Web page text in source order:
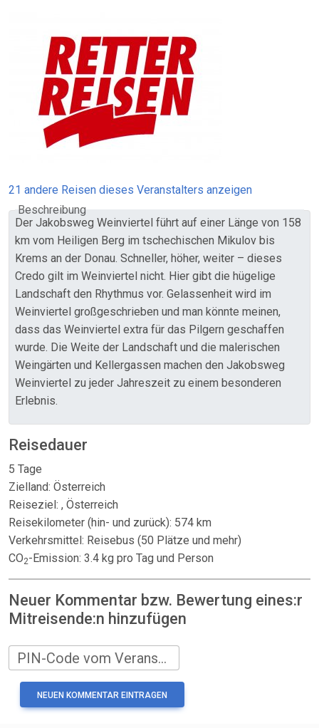
21 andere Reisen dieses Veranstalters anzeigen
Beschreibung
Der Jakobsweg Weinviertel führt auf einer Länge von 158
km vom Heiligen Berg im tschechischen Mikulov bis
Krems an der Donau. Schneller, höher, weiter – dieses
Credo gilt im Weinviertel nicht. Hier gibt die hügelige
Landschaft den Rhythmus vor. Gelassenheit wird im
Weinviertel großgeschrieben und man könnte meinen,
dass das Weinviertel extra für das Pilgern geschaffen
wurde. Die Weite der Landschaft und die malerischen
Weingärten und Kellergassen machen den Jakobsweg
Weinviertel zu jeder Jahreszeit zu einem besonderen
Erlebnis.
Reisedauer
5 Tage
Zielland: Österreich
Reiseziel: , Österreich
Reisekilometer (hin- und zurück): 574 km
Verkehrsmittel: Reisebus (50 Plätze und mehr)
CO2-Emission: 3.4 kg pro Tag und Person
Neuer Kommentar bzw. Bewertung eines:r
Mitreisende:n hinzufügen
PIN-Code vom Veranstalter